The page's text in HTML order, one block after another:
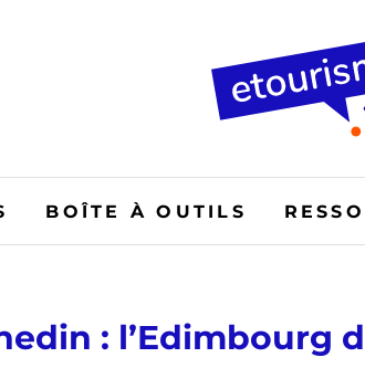
BOÎTE À OUTILS
: l’Edimbourg